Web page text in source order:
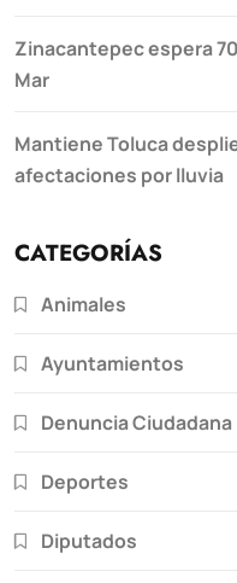
Zinacantepec espera
Mar
Mantiene Toluca
afectaciones por lluvia
CATEGORÍAS
Animales
Ayuntamientos
Denuncia Ciudadana
Deportes
Diputados